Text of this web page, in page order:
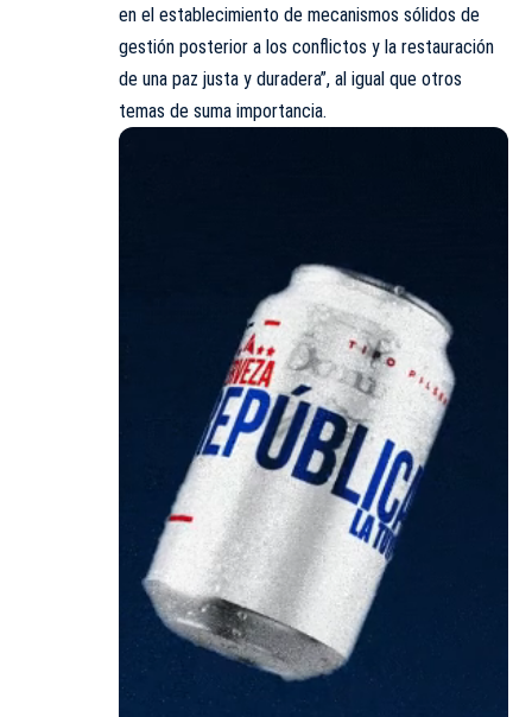
en el establecimiento de mecanismos sólidos de
gestión posterior a los conflictos y la restauración
de una paz justa y duradera”, al igual que otros
temas de suma importancia.